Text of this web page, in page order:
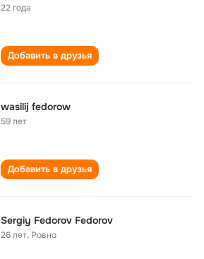
22 года
Добавить в друзья
wasilij fedorow
59 лет
Добавить в друзья
Sergiy Fedorov Fedorov
26 лет, Ровно